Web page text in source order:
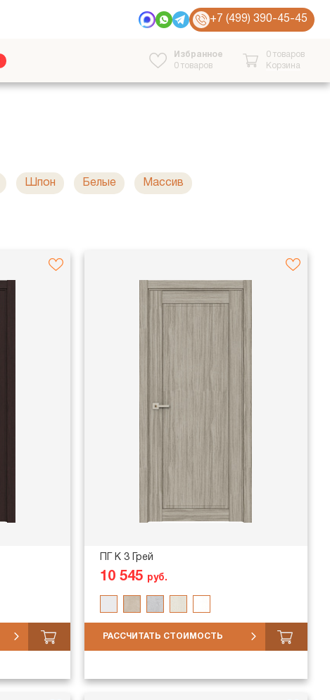
+7 (499) 390-45-45
Избранное
0 товаров
0 товаров
Корзина
Шпон Белые Массив
ПГ K 3 Грей
10 545 руб.
РАССЧИТАТЬ СТОИМОСТЬ